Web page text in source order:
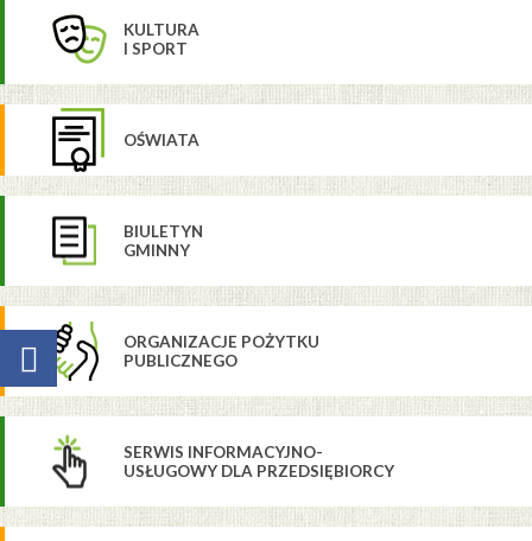
KULTURA
I SPORT
OŚWIATA
BIULETYN
GMINNY
ORGANIZACJE POŻYTKU
PUBLICZNEGO
SERWIS INFORMACYJNO-
USŁUGOWY DLA PRZEDSIĘBIORCY